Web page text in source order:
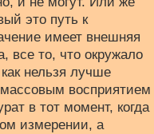
это путь к
имеет внешняя
все то, что окружало
нельзя лучше
восприятием
в тот момент, когда
измерении, а